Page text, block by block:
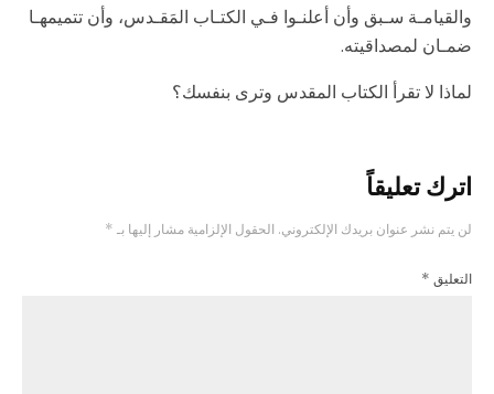
والقيامـة سـبق وأن أعلنـوا فـي الكتـاب المَقـدس، وأن تتميمهـا
ضمـان لمصداقيته.
لماذا لا تقرأ الكتاب المقدس وترى بنفسك؟
اترك تعليقاً
لن يتم نشر عنوان بريدك الإلكتروني. الحقول الإلزامية مشار إليها بـ *
التعليق *